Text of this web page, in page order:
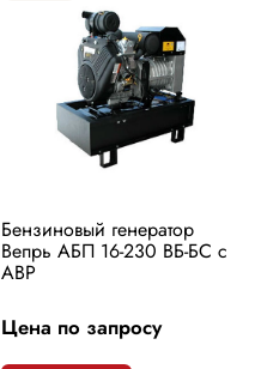
Бензиновый генератор
Вепрь АБП 16-230 ВБ-БС с
АВР
Цена по запросу